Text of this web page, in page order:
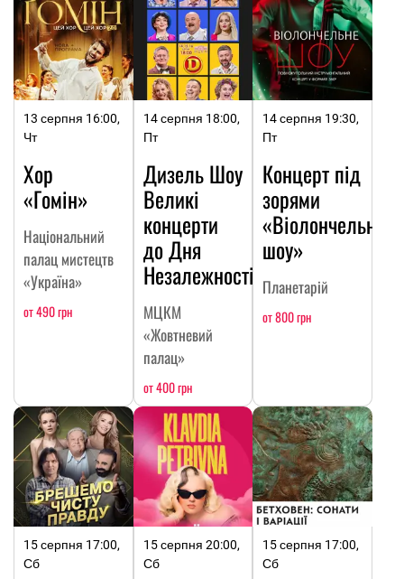
13 серпня 16:00,
Чт
Хор
«Гомін»
Національний
палац мистецтв
«Україна»
от 490 грн
14 серпня 18:00,
Пт
Дизель Шоу
Великі
концерти
до Дня
Незалежності
МЦКМ
«Жовтневий
палац»
от 400 грн
14 серпня 19:30,
Пт
Концерт під
зорями
«Віолончельне
шоу»
Планетарій
от 800 грн
15 серпня 17:00,
Сб
15 серпня 20:00,
Сб
15 серпня 17:00,
Сб